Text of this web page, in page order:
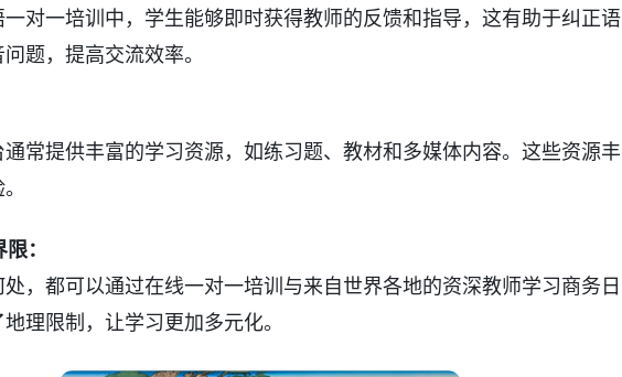
对一培训中，学生能够即时获得教师的反馈和指导，这有助于纠正语
题，提高交流效率。
常提供丰富的学习资源，如练习题、教材和多媒体内容。这些资源丰
：
，都可以通过在线一对一培训与来自世界各地的资深教师学习商务日
理限制，让学习更加多元化。